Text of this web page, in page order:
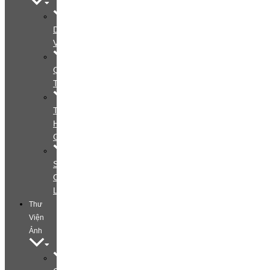
Dịch
Vụ
Quy
Trình
Tìm
Hiểu
Gói
Special
Offers
Thư
Viện
Ảnh